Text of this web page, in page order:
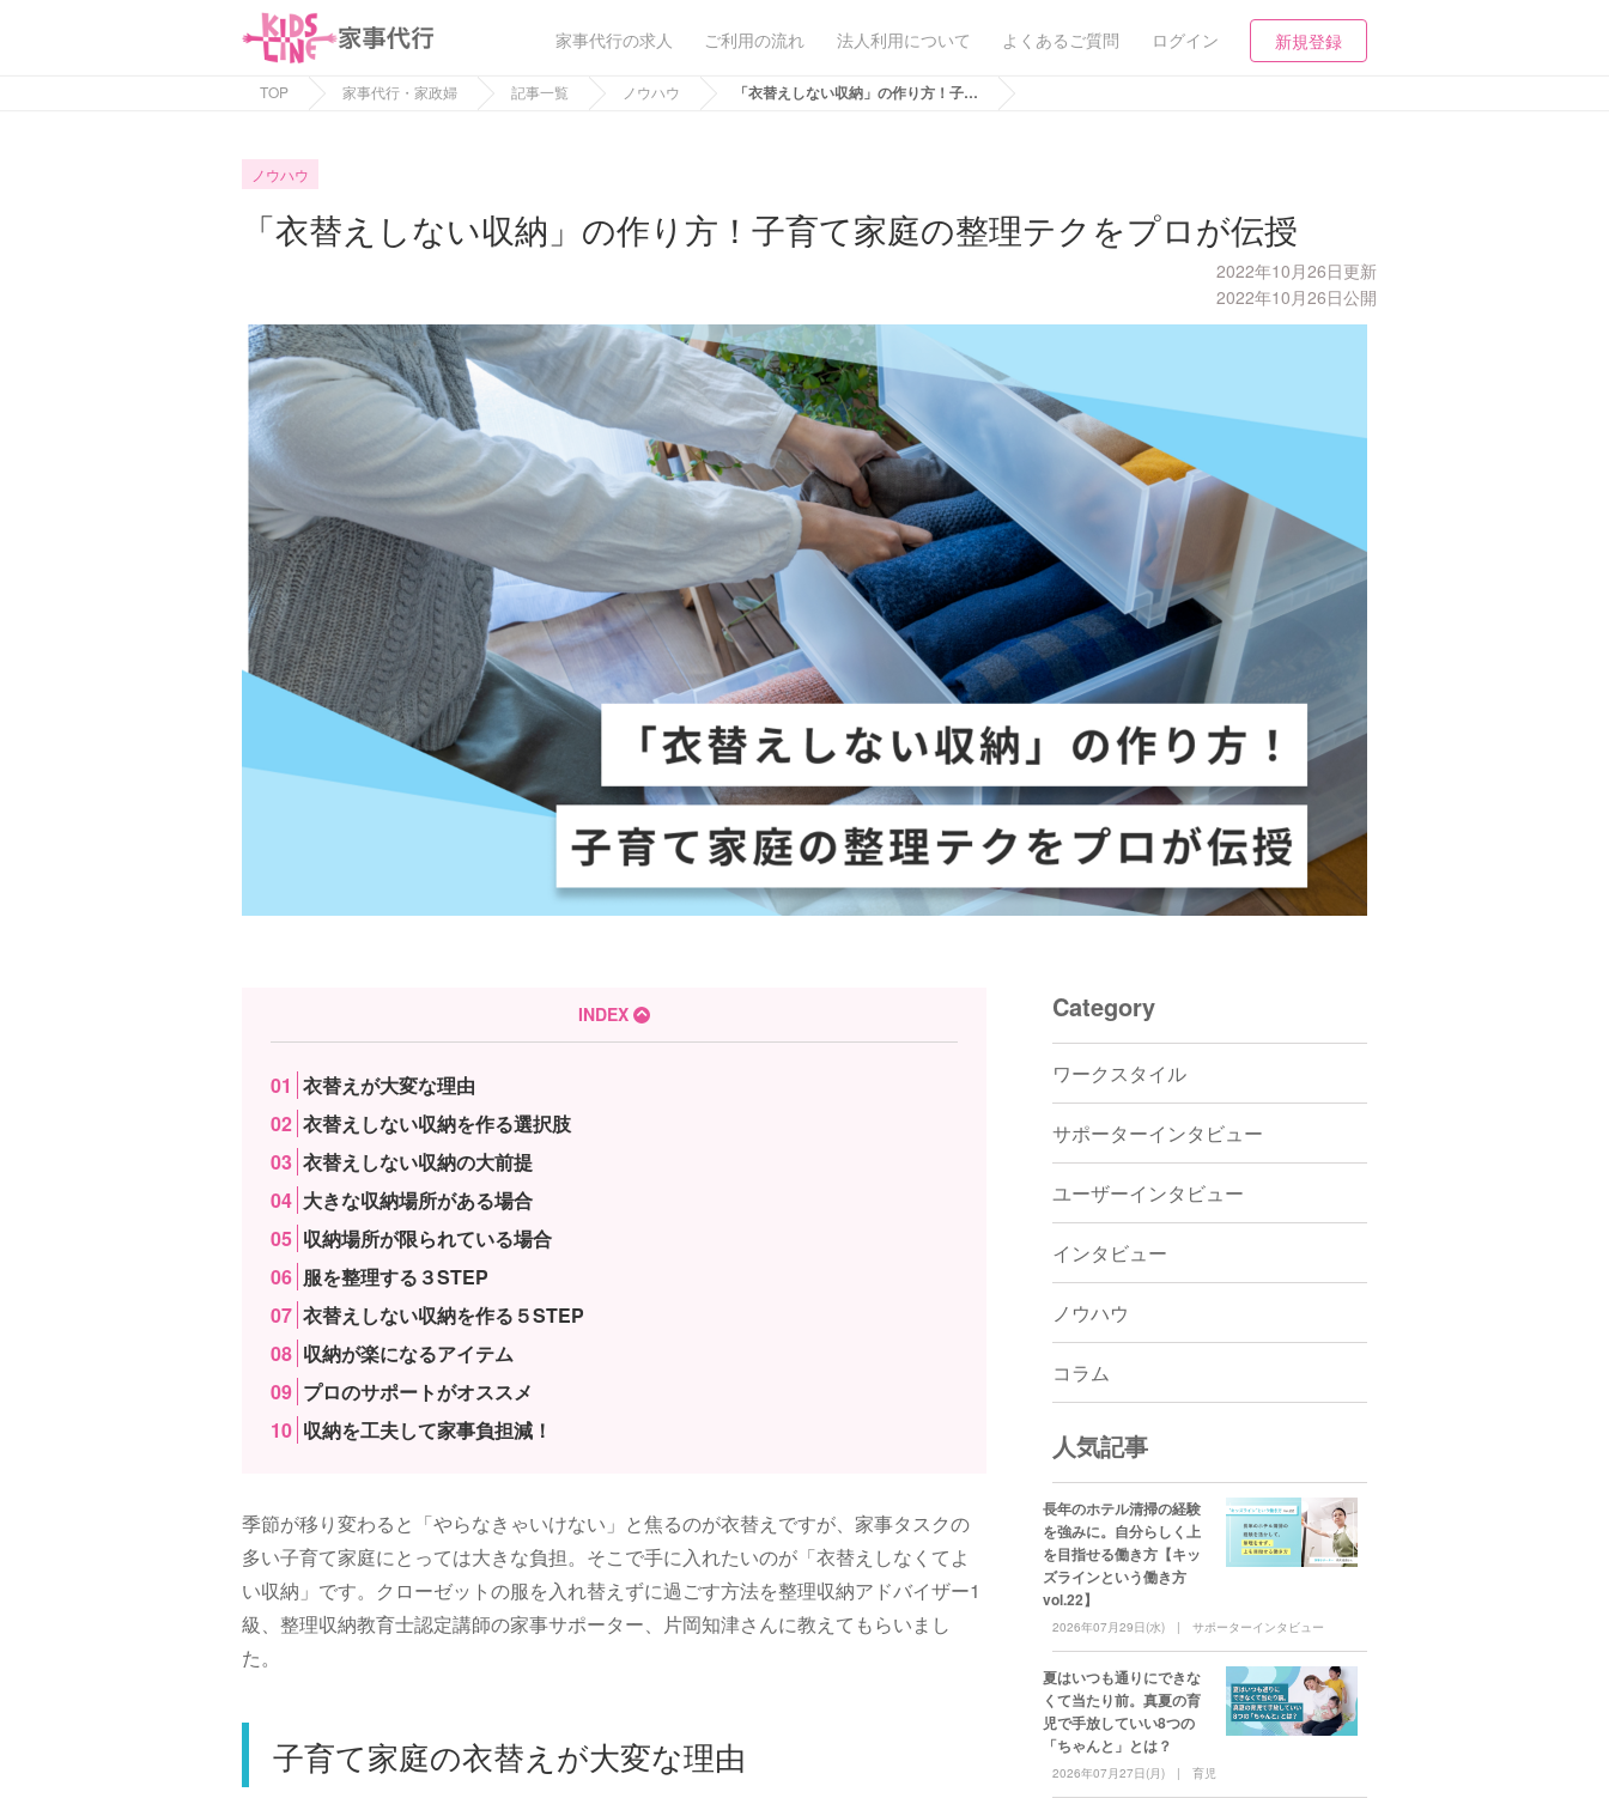
家事代行の求人 ご利用の流れ 法人利用について よくあるご質問 ログイン 新規登録
TOP 家事代行・家政婦 記事一覧 ノウハウ 「衣替えしない収納」の作り方！子…
ノウハウ
「衣替えしない収納」の作り方！子育て家庭の整理テクをプロが伝授
2022年10月26日更新
2022年10月26日公開
INDEX
衣替えが大変な理由
衣替えしない収納を作る選択肢
衣替えしない収納の大前提
大きな収納場所がある場合
収納場所が限られている場合
服を整理する３STEP
衣替えしない収納を作る５STEP
収納が楽になるアイテム
プロのサポートがオススメ
収納を工夫して家事負担減！
季節が移り変わると「やらなきゃいけない」と焦るのが衣替えですが、家事タスクの
多い子育て家庭にとっては大きな負担。そこで手に入れたいのが「衣替えしなくてよ
い収納」です。クローゼットの服を入れ替えずに過ごす方法を整理収納アドバイザー1
級、整理収納教育士認定講師の家事サポーター、片岡知津さんに教えてもらいまし
た。
子育て家庭の衣替えが大変な理由
Category
ワークスタイル
サポーターインタビュー
ユーザーインタビュー
インタビュー
ノウハウ
コラム
人気記事
長年のホテル清掃の経験
を強みに。自分らしく上
を目指せる働き方【キッ
ズラインという働き方
vol.22】
2026年07月29日(水) サポーターインタビュー
夏はいつも通りにできな
くて当たり前。真夏の育
児で手放していい8つの
「ちゃんと」とは？
2026年07月27日(月) 育児